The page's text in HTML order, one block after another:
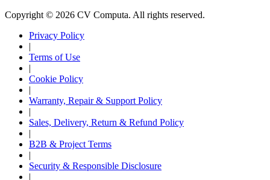
Copyright © 2026 CV Computa. All rights reserved.
Privacy Policy
|
Terms of Use
|
Cookie Policy
|
Warranty, Repair & Support Policy
|
Sales, Delivery, Return & Refund Policy
|
B2B & Project Terms
|
Security & Responsible Disclosure
|